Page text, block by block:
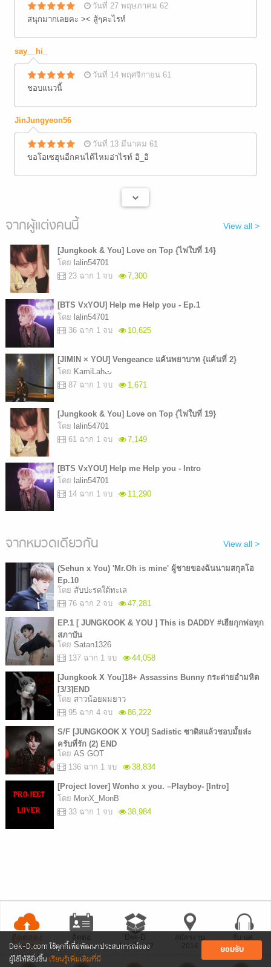
Dek-D.com ใช้คุกกี้เพื่อพัฒนาประสบการณ์ของ
ผู้ใช้ให้ดียิ่งขึ้น เรียนรู้เพิ่มเติมที่นี่
ยอมรับ
วันที่ 27 พฤษภาคม 62
สนุกมากเลยคะ >< สู้ๆคะไรท์
say__hi_
วันที่ 14 พฤศจิกายน 61
ชอบแนวนี้
JinJungyeon56
วันที่ 13 มีนาคม 61
ขอโอเซฮุนอีกคนได้ไหมอ่าไรท์ อิ_อิ
จากผู้แต่งคนนี้ View all >
[Jungkook & You] Love on Top {ไพ่ใบที่ 14}
โดย lalin54701
23 ฉาก 1 จบ
7,300
[BTS VxYOU] Help me Help you - Ep.1
โดย lalin54701
36 ฉาก 1 จบ
10,625
[JIMIN × YOU] Vengeance แค้นพยาบาท {แค้นที่ 2}
โดย
KamiLahت
87 ฉาก 1 จบ
1,671
[Jungkook & You] Love on Top {ไพ่ใบที่ 19}
โดย lalin54701
61 ฉาก 1 จบ
7,149
[BTS VxYOU] Help me Help you - Intro
โดย lalin54701
14 ฉาก 1 จบ
11,290
จากหมวดเดียวกัน View all >
(Sehun x You) 'Mr.Oh is mine' ผู้ชายของฉันนามสกุลโอ
Ep.10
โดย สับปะรดใต้ทะเล
76 ฉาก 2 จบ
47,281
EP.1 [ JUNGKOOK & YOU ] This is DADDY #เฮียกุกพ่อทุก
สภาบัน
โดย Satan1326
137 ฉาก 1 จบ
44,058
[Jungkook X You]18+ Assassins Bunny กระต่ายอำมหิต
[3/3]END
โดย สาวน้อยผมยาว
95 ฉาก 4 จบ
86,222
S/F [JUNGKOOK X YOU] Sadistic ซาดิสแล้วชอบมั้ยล่ะ
ครับที่รัก (2) END
โดย AS GOT
136 ฉาก 1 จบ
38,834
[Project lover] Wonho x you. –Playboy- [Intro]
โดย MonX_MonB
33 ฉาก 1 จบ
38,984
ติดต่อลง
โฆษณา
ติดต่อ
ทีมงาน
Dek-D
ทำอะไรอยู่?
สมัครงาน
2014
รับ นศ.
ฝึกงาน